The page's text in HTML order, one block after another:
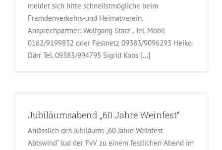
meldet sich bitte schnellstmögliche beim
Fremdenverkehrs-und Heimatverein.
Ansprechpartner: Wolfgang Starz , Tel. Mobil
0162/9199832 oder Festnetz 09383/9096293 Heiko
Därr Tel. 09383/994795 Sigrid Koos [...]
Jubiläumsabend „60 Jahre Weinfest“
Anlässlich des Jubiläums „60 Jahre Weinfest
Abtswind“ lud der FvV zu einem festlichen Abend im